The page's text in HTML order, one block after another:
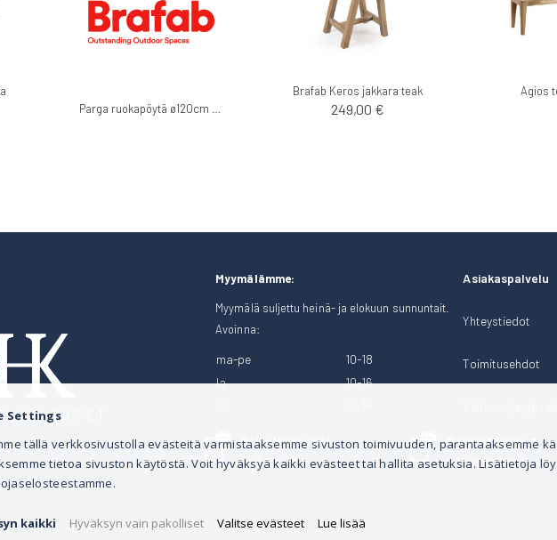
Brafab Keros jakkara teak
249,00 €
Agios
Myymälämme:
Myymälä suljettu heinä- ja elokuun sunnuntait.
Avoinna:
ma-pe
10-18
la
10-16
Asiakaspalvelu
Yhteystiedot
Toimitusehdot
Soita Heinosille!
040 528 1124
Puhelintilaukset
044 3001 399
HEINOSET
Settings
tällä verkkosivustolla evästeitä varmistaaksemme sivuston toimivuuden, parantaaksemme
tietoa sivuston käytöstä. Voit hyväksyä kaikki evästeet tai hallita asetuksia. Lisätietoja
kaikki Hyväksyn vain pakolliset Valitse evästeet Lue lisää